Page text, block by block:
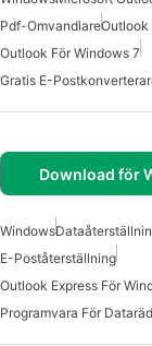
Pdf-OmvandlareOutlook
Outlook För Windows 7
Gratis E-
Download för
Windows
E-Poståterställning
Outlook Express För
Programvara För